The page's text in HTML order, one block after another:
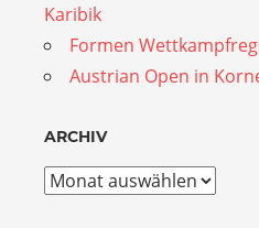
Karibik
Formen
Austrian Open in
ARCHIV
Archiv